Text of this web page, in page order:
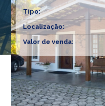
Tipo:
Localização:
Valor de venda: